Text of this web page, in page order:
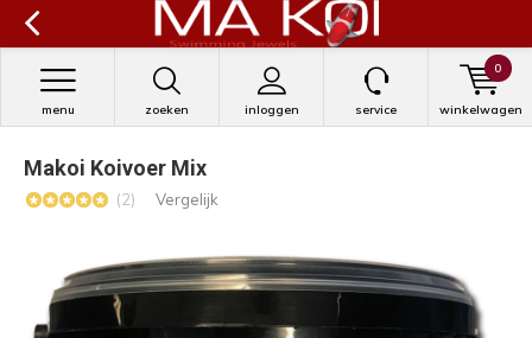
zoeken inloggen
menu service winkelwagen
0
Makoi Koivoer Mix
(2) Vergelijk